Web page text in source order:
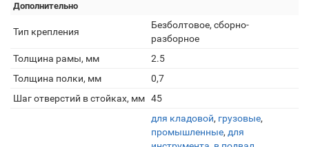
Дополнительно
Тип крепления
Безболтовое, сборно-
разборное
Толщина рамы, мм
2.5
Толщина полки, мм
0,7
Шаг отверстий в стойках, мм 45
для кладовой, грузовые,
промышленные, для